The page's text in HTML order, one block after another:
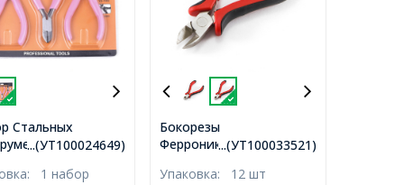
...(УТ100024649)
Стальных
3шт/
1 набор
...(УТ100033521)
Бокорезы
Ферроникелевые,
Упаковка: 12 шт